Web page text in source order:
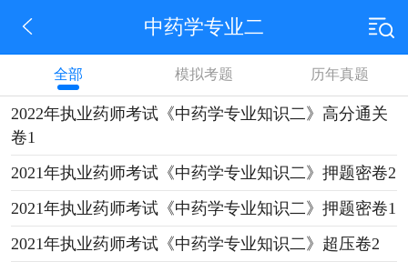
中药学专业二
全部 模拟考题 历年真题
2022年执业药师考试《中药学专业知识二》高分通关
卷1
2021年执业药师考试《中药学专业知识二》押题密卷2
2021年执业药师考试《中药学专业知识二》押题密卷1
2021年执业药师考试《中药学专业知识二》超压卷2